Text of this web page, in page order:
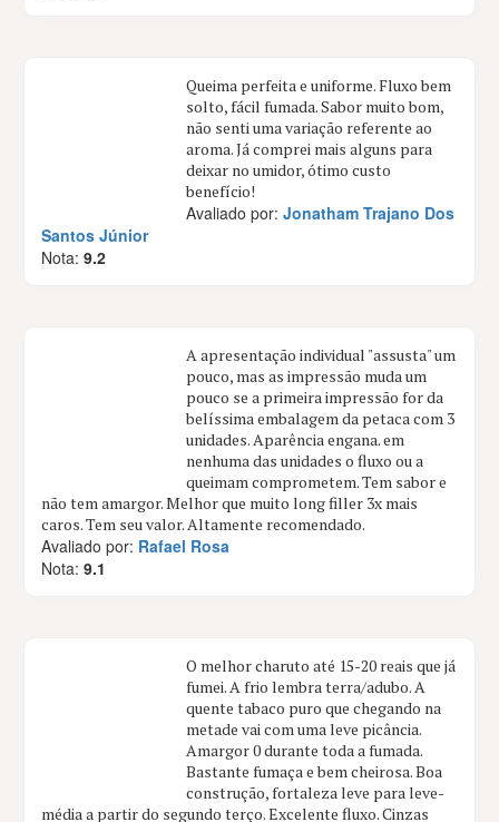
Queima perfeita e uniforme. Fluxo bem
solto, fácil fumada. Sabor muito bom,
não senti uma variação referente ao
aroma. Já comprei mais alguns para
deixar no umidor, ótimo custo
benefício!
Avaliado por:Jonatham Trajano Dos
Santos Júnior
Nota:9.2
A apresentação individual "assusta" um
pouco, mas as impressão muda um
pouco se a primeira impressão for da
belíssima embalagem da petaca com 3
unidades. Aparência engana. em
nenhuma das unidades o fluxo ou a
queimam comprometem. Tem sabor e
não tem amargor. Melhor que muito long filler 3x mais
caros. Tem seu valor. Altamente recomendado.
Avaliado por: Rafael Rosa
Nota:9.1
O melhor charuto até 15-20 reais que já
fumei. A frio lembra terra/adubo. A
quente tabaco puro que chegando na
metade vai com uma leve picância.
Amargor 0 durante toda a fumada.
Bastante fumaça e bem cheirosa. Boa
construção, fortaleza leve para leve-
média a partir do segundo terço. Excelente fluxo. Cinzas